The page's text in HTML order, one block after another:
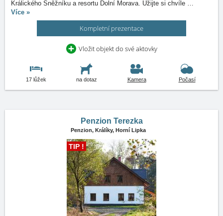
Králického Sněžníku a resortu Dolní Morava. Užijte si chvíle …
Více »
Kompletní prezentace
Vložit objekt do své aktovky
17 lůžek na dotaz Kamera Počasí
Penzion Terezka
Penzion, Králíky, Horní Lipka
TIP !